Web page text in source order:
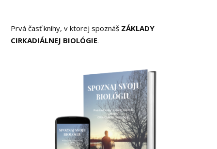
Prvá časť knihy, v ktorej spoznáš ZÁKLADY
CIRKADIÁLNEJ BIOLÓGIE.